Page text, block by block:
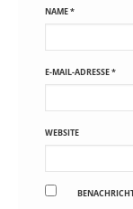
NAME*
E-MAIL-ADRESSE*
WEBSITE